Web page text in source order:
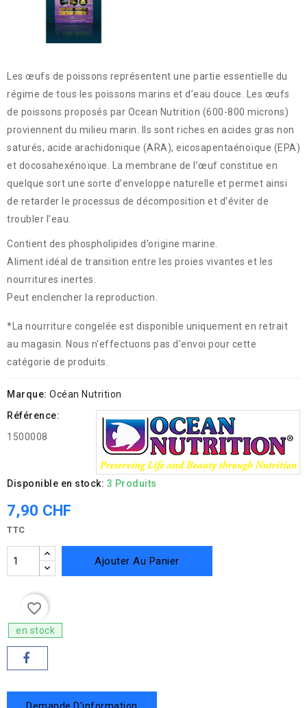
Les œufs de poissons représentent une partie essentielle du
régime de tous les poissons marins et d’eau douce. Les œufs
de poissons proposés par Ocean Nutrition (600-800 microns)
proviennent du milieu marin. Ils sont riches en acides gras non
saturés, acide arachidonique (ARA), eicosapentaénoïque (EPA)
et docosahexénoïque. La membrane de l’œuf constitue en
quelque sort une sorte d’enveloppe naturelle et permet ainsi
de retarder le processus de décomposition et d’éviter de
troubler l’eau.
Contient des phospholipides d’origine marine.
Aliment idéal de transition entre les proies vivantes et les
nourritures inertes.
Peut enclencher la reproduction.
*La nourriture congelée est disponible uniquement en retrait
au magasin. Nous n'effectuons pas d'envoi pour cette
catégorie de produits.
Marque: Océan Nutrition
Référence:
1500008
Disponible en stock: 3 Produits
7,90 CHF
TTC
Ajouter Au Panier
favorite_border
en stock